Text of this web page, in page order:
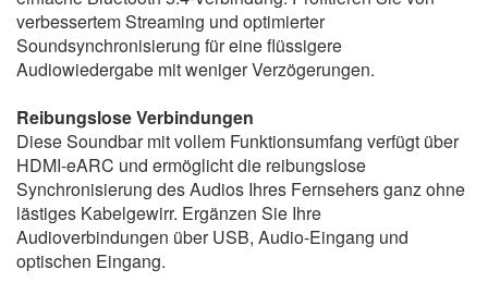
verbessertem Streaming und optimierter
Soundsynchronisierung für eine flüssigere
Audiowiedergabe mit weniger Verzögerungen.
Reibungslose Verbindungen
Diese Soundbar mit vollem Funktionsumfang verfügt über
HDMI-eARC und ermöglicht die reibungslose
Synchronisierung des Audios Ihres Fernsehers ganz ohne
lästiges Kabelgewirr. Ergänzen Sie Ihre
Audioverbindungen über USB, Audio-Eingang und
optischen Eingang.